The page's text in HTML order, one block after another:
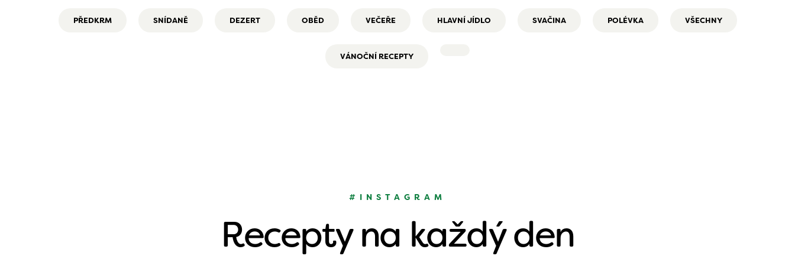
PŘEDKRM SNÍDANĚ DEZERT OBĚD VEČEŘE HLAVNÍ JÍDLO SVAČINA POLÉVKA VŠECHNY
VÁNOČNÍ RECEPTY
#INSTAGRAM
Recepty na každý den